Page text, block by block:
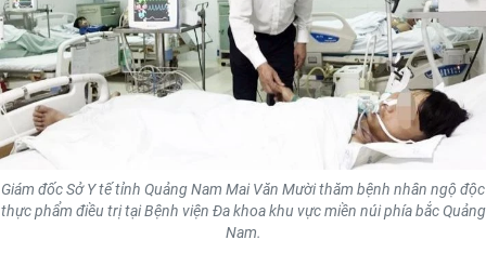
GIÁO DỤC
Y TẾ
KHOA HỌC - CÔNG NGHỆ
BẠN ĐỌC
Giám đốc Sở Y tế tỉnh Quảng Nam Mai Văn Mười thăm bệnh nhân ngộ độc
thực phẩm điều trị tại Bệnh viện Đa khoa khu vực miền núi phía bắc Quảng
Nam.